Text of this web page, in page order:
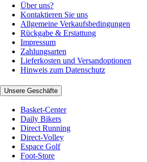
Über uns?
Kontaktieren Sie uns
Allgemeine Verkaufsbedingungen
Rückgabe & Erstattung
Impressum
Zahlungsarten
Lieferkosten und Versandoptionen
Hinweis zum Datenschutz
Unsere Geschäfte
Basket-Center
Daily Bikers
Direct Running
Direct-Volley
Espace Golf
Foot-Store